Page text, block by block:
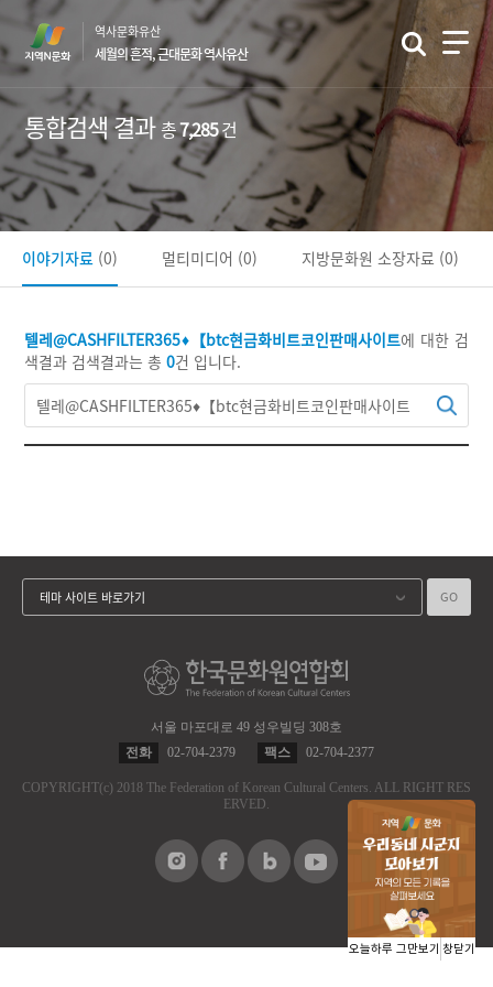
문
바
로
기
역사문화유산
세월의 흔적, 근대문화 역사유산
통합검색 결과총7,285건
텔레@CASHFILTER365♦【btc현금화비트코인판매사이트에 대한 검
색결과 검색결과는 총0건 입니다.
이야기자료 (0) 멀티미디어 (0) 지방문화원 소장자료 (0)
서울 마포대로 49 성우빌딩 308호
전화
02-704-2379 팩스 02-704-2377
COPYRIGHT(c) 2018 The Federation of Korean Cultural Centers. ALL RIGHT RES
ERVED.
테마 사이트 바로가기 GO
오늘하루 그만보기 창닫기